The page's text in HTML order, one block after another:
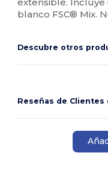
blanco FSC® Mix.
Descubre otros
Reseñas de